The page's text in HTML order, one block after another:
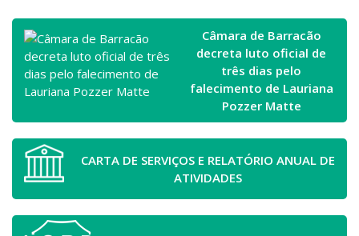
Câmara de Barracão
decreta luto oficial de
três dias pelo
falecimento de Lauriana
Pozzer Matte
CARTA DE SERVIÇOS E RELATÓRIO ANUAL DE
ATIVIDADES